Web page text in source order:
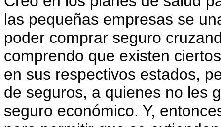
las pequeñas empresas se
poder comprar seguro
comprendo que existen
en sus respectivos estados,
de seguros, a quienes no les
seguro económico. Y,